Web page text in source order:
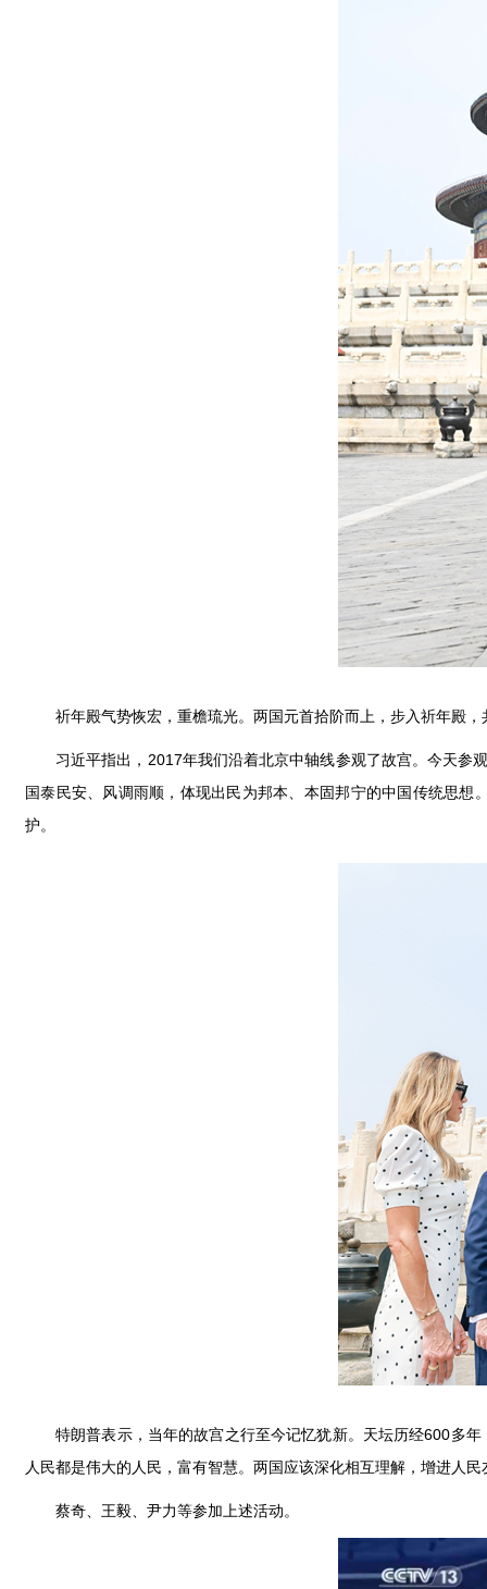
祈年殿气势恢宏，重檐琉光。两国元首拾阶而上，步入祈年殿
习近平指出，2017年我们沿着北京中轴线参观了故宫。今天参
国泰民安、风调雨顺，体现出民为邦本、本固邦宁的中国传统思
护。
特朗普表示，当年的故宫之行至今记忆犹新。天坛历经600多
人民都是伟大的人民，富有智慧。两国应该深化相互理解，增进人民
蔡奇、王毅、尹力等参加上述活动。